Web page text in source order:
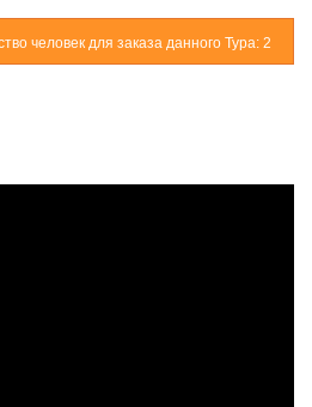
человек для заказа данного Тура: 2